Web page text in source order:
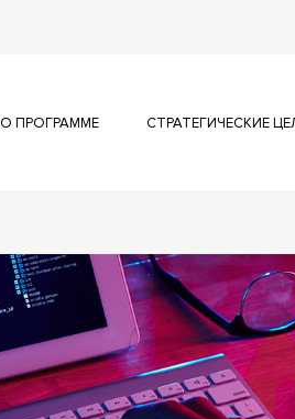
О ПРОГРАММЕ СТРАТЕГИЧЕСКИЕ